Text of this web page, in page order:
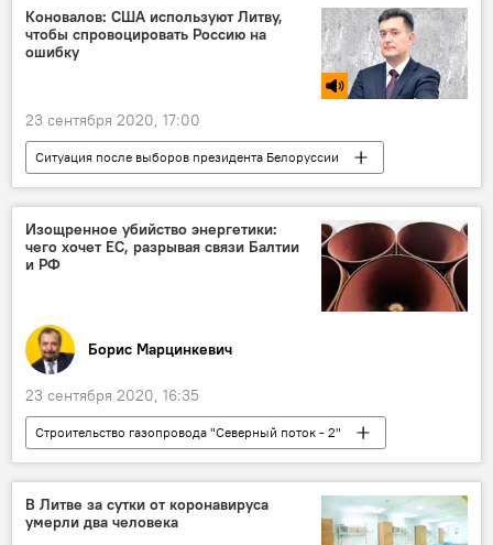
коронавирус
Коновалов: США используют Литву,
чтобы спровоцировать Россию на
ошибку
23 сентября 2020, 17:00
Ситуация после выборов президента Белоруссии
Радио
США
военные США
Россия
Изощренное убийство энергетики:
чего хочет ЕС, разрывая связи Балтии
и РФ
Борис Марцинкевич
23 сентября 2020, 16:35
Строительство газопровода "Северный поток - 2"
Колумнисты
Литва
Латвия
Балтия
Эстония
"Северный поток – 2"
В Литве за сутки от коронавируса
умерли два человека